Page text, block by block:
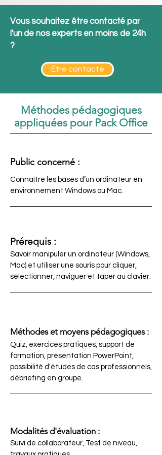
Vous souhaitez être contacté par
l'un de nos experts en moins de 24h
?
Être contacté
Méthodes pédagogiques
appliquées pour Pack Office
Public concerné :
Connaître les bases d’un ordinateur en
environnement Windows ou Mac.
Prérequis :
Savoir manipuler un ordinateur (Windows,
Mac) et utiliser une souris pour cliquer,
sélectionner, naviguer et taper au clavier.
Méthodes et moyens pédagogiques :
Quiz, exercices pratiques, support de
formation, présentation PowerPoint,
possibilité d'études de cas professionnels,
débriefing en groupe.
Modalités d'évaluation :
Suivi de collaborateur, Test de niveau,